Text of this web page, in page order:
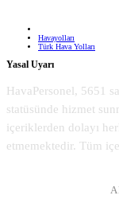
Havayolları
Türk Hava Yolları
Yasal Uyarı
HavaPersonel, 5651
statüsünde hizmet
içeriklerden dolayı
etmemektedir. Tüm